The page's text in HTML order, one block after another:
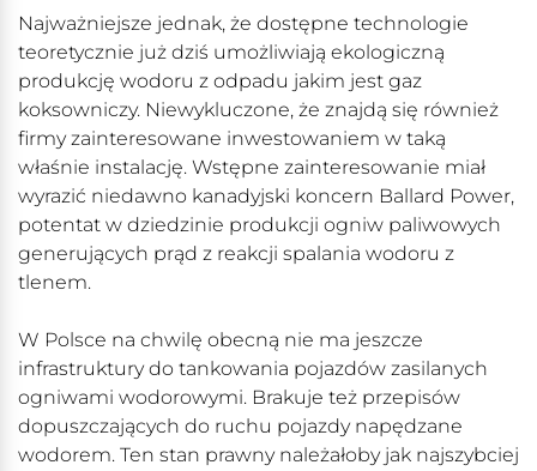
Najważniejsze jednak, że dostępne technologie
teoretycznie już dziś umożliwiają ekologiczną
produkcję wodoru z odpadu jakim jest gaz
koksowniczy. Niewykluczone, że znajdą się również
firmy zainteresowane inwestowaniem w taką
właśnie instalację. Wstępne zainteresowanie miał
wyrazić niedawno kanadyjski koncern Ballard Power,
potentat w dziedzinie produkcji ogniw paliwowych
generujących prąd z reakcji spalania wodoru z
tlenem.
W Polsce na chwilę obecną nie ma jeszcze
infrastruktury do tankowania pojazdów zasilanych
ogniwami wodorowymi. Brakuje też przepisów
dopuszczających do ruchu pojazdy napędzane
wodorem. Ten stan prawny należałoby jak najszybciej